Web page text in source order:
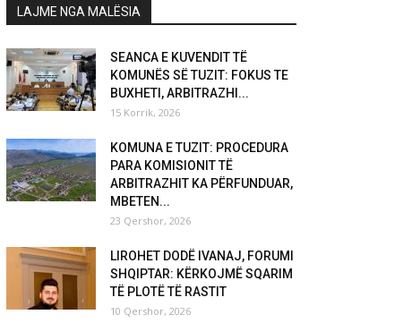
LAJME NGA MALËSIA
SEANCA E KUVENDIT TË
KOMUNËS SË TUZIT: FOKUS TE
BUXHETI, ARBITRAZHI...
15 Korrik, 2026
KOMUNA E TUZIT: PROCEDURA
PARA KOMISIONIT TË
ARBITRAZHIT KA PËRFUNDUAR,
MBETEN...
23 Qershor, 2026
LIROHET DODË IVANAJ, FORUMI
SHQIPTAR: KËRKOJMË SQARIM
TË PLOTË TË RASTIT
10 Qershor, 2026